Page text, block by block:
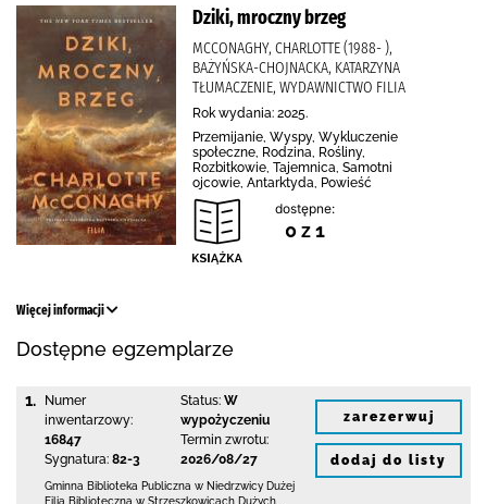
Dziki, mroczny brzeg
MCCONAGHY, CHARLOTTE (1988- ),
BAŻYŃSKA-CHOJNACKA, KATARZYNA
TŁUMACZENIE, WYDAWNICTWO FILIA
Rok wydania: 2025.
Przemijanie, Wyspy, Wykluczenie
społeczne, Rodzina, Rośliny,
Rozbitkowie, Tajemnica, Samotni
ojcowie, Antarktyda, Powieść
dostępne:
0 z 1
Więcej informacji
Dostępne egzemplarze
1.
Numer
inwentarzowy:
16847
Sygnatura: 82-3
Status: W
wypożyczeniu
Termin zwrotu:
2026/08/27
Gminna Biblioteka Publiczna w Niedrzwicy Dużej
Filia Biblioteczna w Strzeszkowicach Dużych
zarezerwuj
dodaj do listy